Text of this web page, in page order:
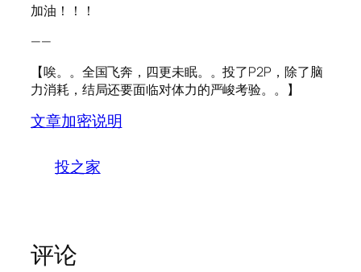
加油！！！
——
【唉。。全国飞奔，四更未眠。。投了P2P，除了脑
力消耗，结局还要面临对体力的严峻考验。。】
文章加密说明
投之家
评论